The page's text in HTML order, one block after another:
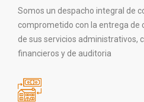
Somos un despacho integral de
comprometido con la entrega de
de sus servicios administrativos,
financieros y de auditoria